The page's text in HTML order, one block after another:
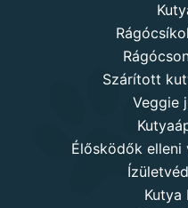
Szárított
Veggie
Élősködők elleni
Kutya